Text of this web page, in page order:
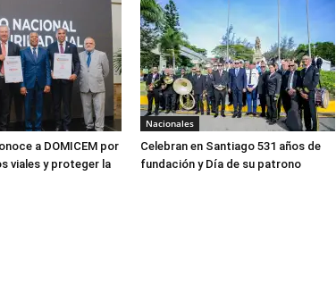
a DOMICEM por
viales y proteger la
Nacionales
Celebran en Santiago 531 años de
fundación y Día de su patrono